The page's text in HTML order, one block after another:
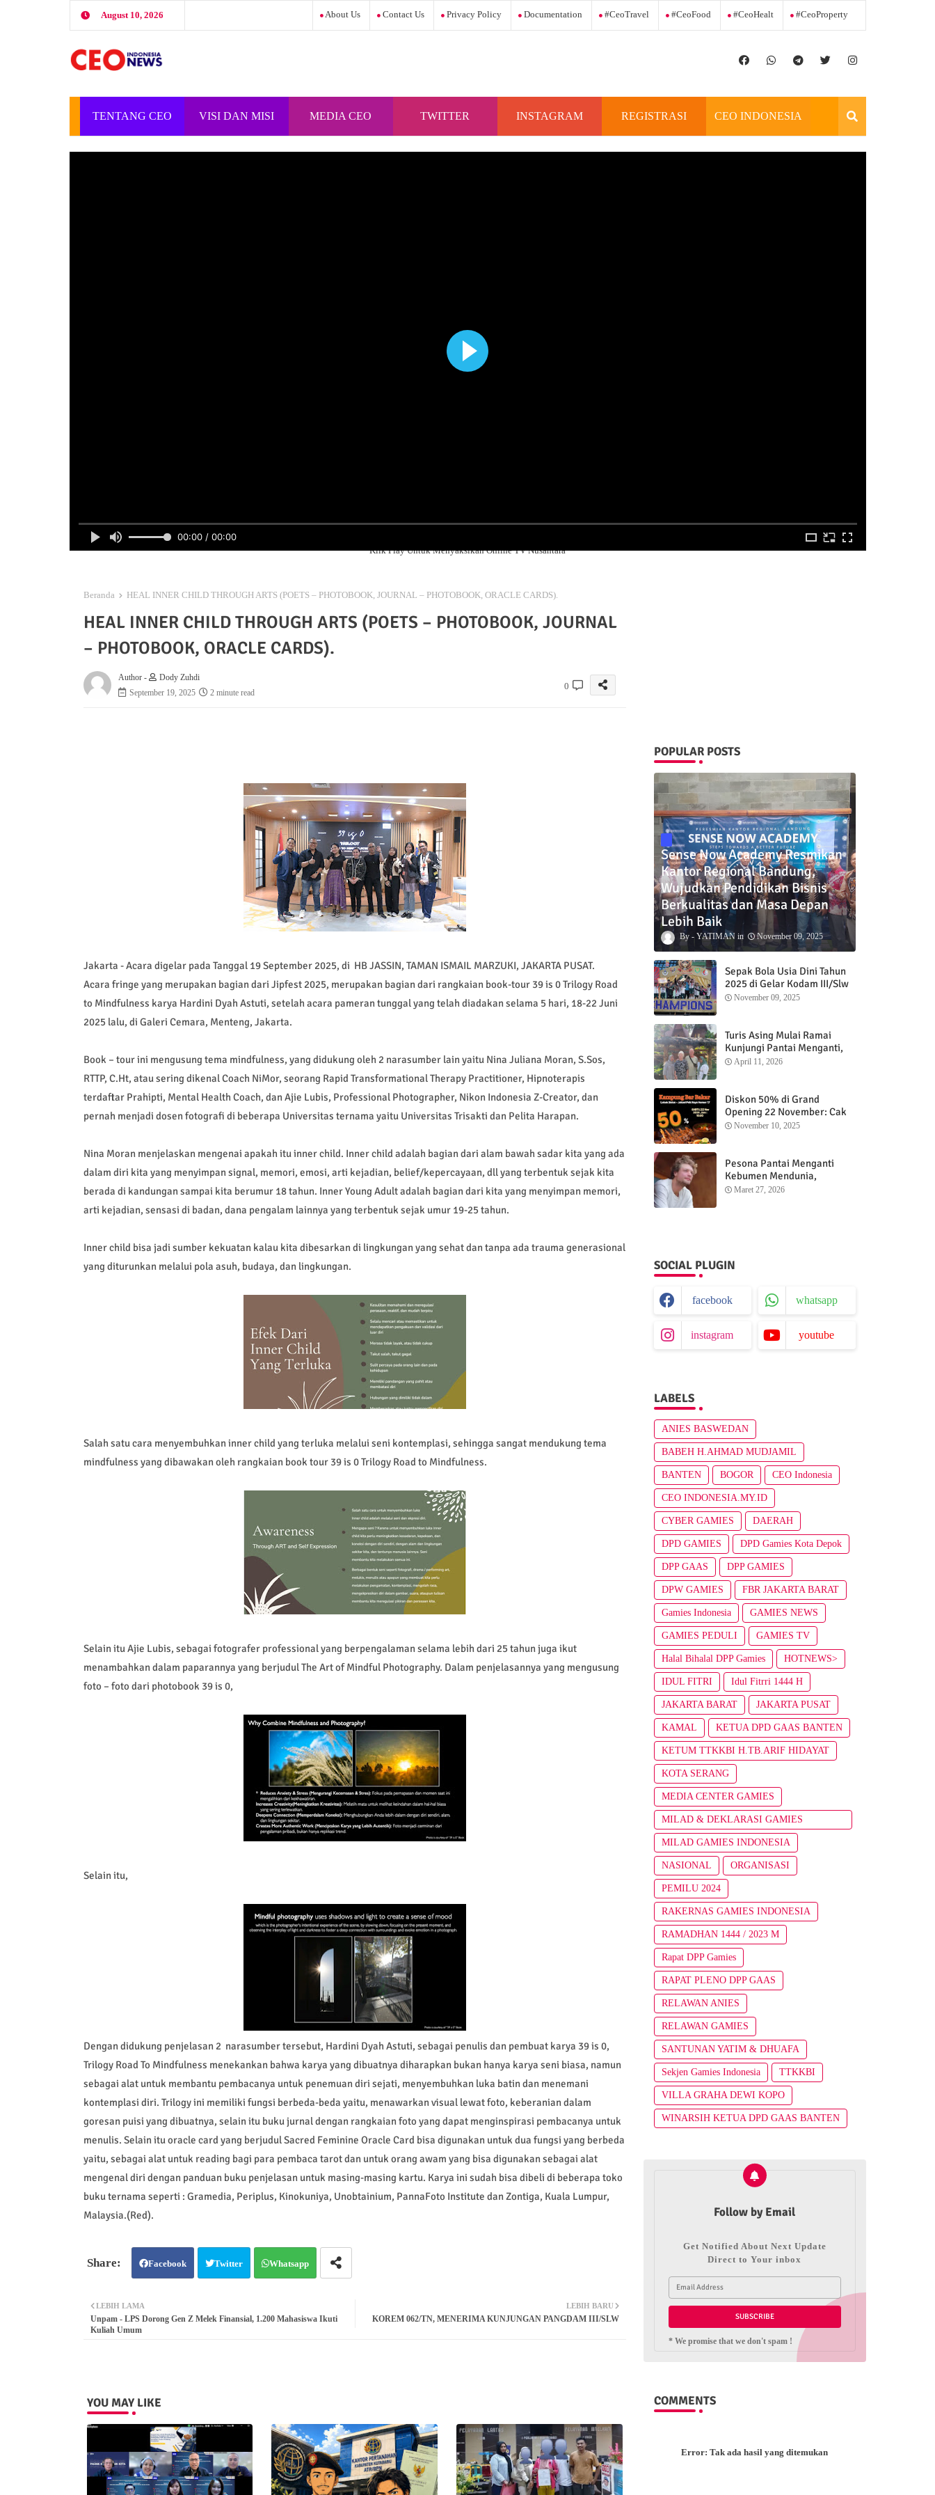
August 10, 2026 About Us Contact Us Privacy Policy Documentation #ceoTravel #ceoFood #ceoHealt #ceoProperty
TENTANG CEO
INDONESIA
VISI DAN MISI
CEO INDONESIA
MEDIA CEO
INDONESIA
TWITTER INSTAGRAM REGISTRASI CEO INDONESIA
OFFICIAL
00:00 / 00:00
Klik Play Untuk Menyaksikan Online TV Nusantara
Beranda HEAL INNER CHILD THROUGH ARTS (POETS – PHOTOBOOK, JOURNAL – PHOTOBOOK, ORACLE CARDS).
HEAL INNER CHILD THROUGH ARTS (POETS – PHOTOBOOK, JOURNAL
– PHOTOBOOK, ORACLE CARDS).
Author -
Dody Zuhdi
September 19, 2025
2 minute read
0
Jakarta - Acara digelar pada Tanggal 19 September 2025, di HB JASSIN, TAMAN ISMAIL MARZUKI, JAKARTA PUSAT.
Acara fringe yang merupakan bagian dari Jipfest 2025, merupakan bagian dari rangkaian book-tour 39 is 0 Trilogy Road
to Mindfulness karya Hardini Dyah Astuti, setelah acara pameran tunggal yang telah diadakan selama 5 hari, 18-22 Juni
2025 lalu, di Galeri Cemara, Menteng, Jakarta.
Book – tour ini mengusung tema mindfulness, yang didukung oleh 2 narasumber lain yaitu Nina Juliana Moran, S.Sos,
RTTP, C.Ht, atau sering dikenal Coach NiMor, seorang Rapid Transformational Therapy Practitioner, Hipnoterapis
terdaftar Prahipti, Mental Health Coach, dan Ajie Lubis, Professional Photographer, Nikon Indonesia Z-Creator, dan
pernah menjadi dosen fotografi di beberapa Universitas ternama yaitu Universitas Trisakti dan Pelita Harapan.
Nina Moran menjelaskan mengenai apakah itu inner child. Inner child adalah bagian dari alam bawah sadar kita yang ada
dalam diri kita yang menyimpan signal, memori, emosi, arti kejadian, belief/kepercayaan, dll yang terbentuk sejak kita
berada di kandungan sampai kita berumur 18 tahun. Inner Young Adult adalah bagian dari kita yang menyimpan memori,
arti kejadian, sensasi di badan, dana pengalam lainnya yang terbentuk sejak umur 19-25 tahun.
Inner child bisa jadi sumber kekuatan kalau kita dibesarkan di lingkungan yang sehat dan tanpa ada trauma generasional
yang diturunkan melalui pola asuh, budaya, dan lingkungan.
Salah satu cara menyembuhkan inner child yang terluka melalui seni kontemplasi, sehingga sangat mendukung tema
mindfulness yang dibawakan oleh rangkaian book tour 39 is 0 Trilogy Road to Mindfulness.
Selain itu Ajie Lubis, sebagai fotografer professional yang berpengalaman selama lebih dari 25 tahun juga ikut
menambahkan dalam paparannya yang berjudul The Art of Mindful Photography. Dalam penjelasannya yang mengusung
foto – foto dari photobook 39 is 0,
Selain itu,
Dengan didukung penjelasan 2 narasumber tersebut, Hardini Dyah Astuti, sebagai penulis dan pembuat karya 39 is 0,
Trilogy Road To Mindfulness menekankan bahwa karya yang dibuatnya diharapkan bukan hanya karya seni biasa, namun
sebagai alat untuk membantu pembacanya untuk penemuan diri sejati, menyembuhkan luka batin dan menemani
kontemplasi diri. Trilogy ini memiliki fungsi berbeda-beda yaitu, menawarkan visual lewat foto, keberanian dalam
goresan puisi yang dibuatnya, selain itu buku jurnal dengan rangkaian foto yang dapat menginspirasi pembacanya untuk
menulis. Selain itu oracle card yang berjudul Sacred Feminine Oracle Card bisa digunakan untuk dua fungsi yang berbeda
yaitu, sebagai alat untuk reading bagi para pembaca tarot dan untuk orang awam yang bisa digunakan sebagai alat
mengenal diri dengan panduan buku penjelasan untuk masing-masing kartu. Karya ini sudah bisa dibeli di beberapa toko
buku ternama seperti : Gramedia, Periplus, Kinokuniya, Unobtainium, PannaFoto Institute dan Zontiga, Kuala Lumpur,
Malaysia.(Red).
Facebook Twitter Whatsapp
LEBIH BARU
KOREM 062/TN, MENERIMA KUNJUNGAN PANGDAM III/SLW
LEBIH LAMA
Unpam - LPS Dorong Gen Z Melek Finansial, 1.200 Mahasiswa Ikuti
Kuliah Umum
YOU MAY LIKE
POPULAR POSTS
Sense Now Academy Resmikan
Kantor Regional Bandung,
Wujudkan Pendidikan Bisnis
Berkualitas dan Masa Depan
Lebih Baik
YATIMAN November 09, 2025
Sepak Bola Usia Dini Tahun
2025 di Gelar Kodam III/Slw
November 09, 2025
Turis Asing Mulai Ramai
Kunjungi Pantai Menganti,
Nikmati Sunrise dan Sunset
April 11, 2026
Diskon 50% di Grand
Opening 22 November: Cak
Ofi Hadirkan Balungan Bakar
November 10, 2025
Pesona Pantai Menganti
Kebumen Mendunia,
Wisatawan Mancanegara
Maret 27, 2026
SOCIAL PLUGIN
facebook whatsapp
instagram youtube
LABELS
ANIES BASWEDAN
BABEH H.AHMAD MUDJAMIL
BANTEN BOGOR CEO Indonesia
CEO INDONESIA.MY.ID
CYBER GAMIES DAERAH
DPD GAMIES DPD Gamies Kota Depok
DPP GAAS DPP GAMIES
DPW GAMIES FBR JAKARTA BARAT
Gamies Indonesia GAMIES NEWS
GAMIES PEDULI GAMIES TV
Halal Bihalal DPP Gamies HOTNEWS>
IDUL FITRI Idul Fitrri 1444 H
JAKARTA BARAT JAKARTA PUSAT
KAMAL KETUA DPD GAAS BANTEN
KETUM TTKKBI H.TB.ARIF HIDAYAT
KOTA SERANG
MEDIA CENTER GAMIES
MILAD & DEKLARASI GAMIES
INDONESIA
MILAD GAMIES INDONESIA
NASIONAL ORGANISASI
PEMILU 2024
RAKERNAS GAMIES INDONESIA
RAMADHAN 1444 / 2023 M
Rapat DPP Gamies
RAPAT PLENO DPP GAAS
RELAWAN ANIES
RELAWAN GAMIES
SANTUNAN YATIM & DHUAFA
Sekjen Gamies Indonesia TTKKBI
VILLA GRAHA DEWI KOPO
WINARSIH KETUA DPD GAAS BANTEN
Follow by Email
Get Notified About Next Update
Direct to Your inbox
* We promise that we don't spam !
COMMENTS
Error: Tak ada hasil yang ditemukan